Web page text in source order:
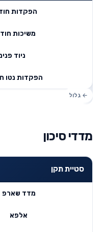
הפקדות
משיכות
ניוד
הפקדות נטו
מדדי סיכון
סטיית תקן
מדד שארפ
אלפא